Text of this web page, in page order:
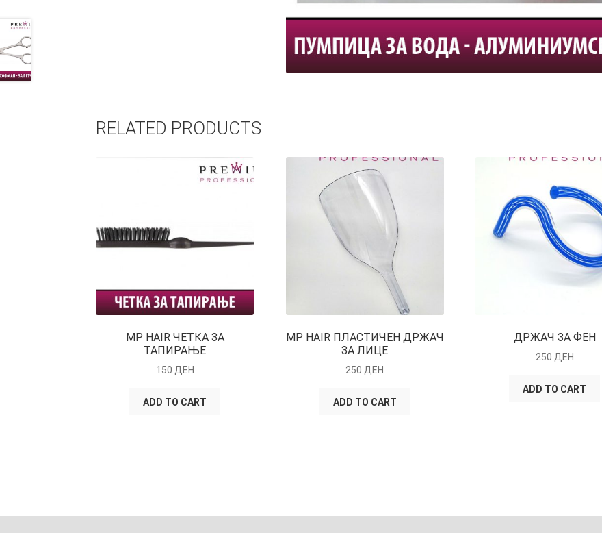
RELATED PRODUCTS
MP HAIR ЧЕТКА ЗА
ТАПИРАЊЕ
150 ДЕН
ADD TO CART
MP HAIR ПЛАСТИЧЕН ДРЖАЧ
ЗА ЛИЦЕ
250ДЕН
ADD TO CART
ДРЖАЧ ЗА ФЕН
250 ДЕН
ADD TO CART